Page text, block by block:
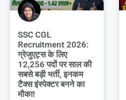
SSC CGL
Recruitment 2026:
ग्रेजुएट्स के लिए
12,256 पदों पर साल की
सबसे बड़ी भर्ती, इनकम
टैक्स इंस्पेक्टर बनने का
मौका!